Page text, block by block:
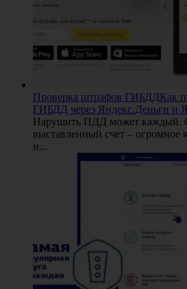
Проверка штрафов ГИБДДКак
ГИБДД через Яндекс.Деньги и
Нарушить ПДД может каждый.
выставленный счет – огромное
н...